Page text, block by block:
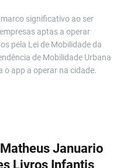
significativo ao ser
aptas a operar
pela Lei de Mobilidade da
de Mobilidade Urbana
o app a operar na cidade.
Januario
Livros Infantis